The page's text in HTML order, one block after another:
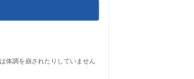
体調を崩されたりしていません